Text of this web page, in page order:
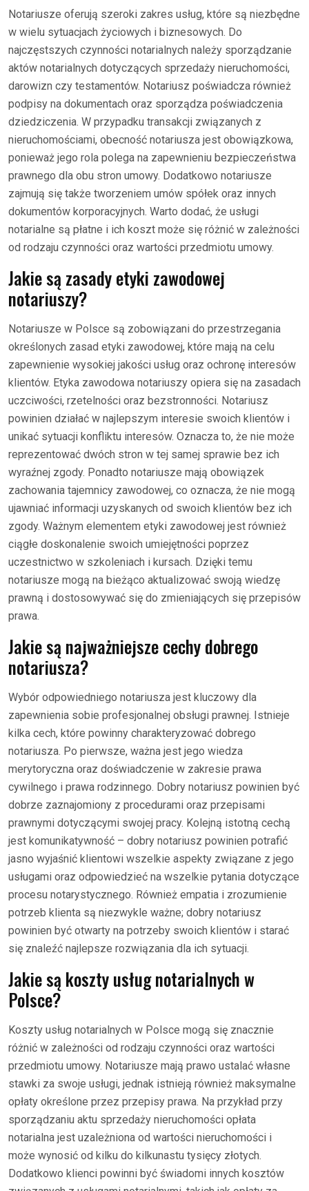
Notariusze oferują szeroki zakres usług, które są niezbędne
w wielu sytuacjach życiowych i biznesowych. Do
najczęstszych czynności notarialnych należy sporządzanie
aktów notarialnych dotyczących sprzedaży nieruchomości,
darowizn czy testamentów. Notariusz poświadcza również
podpisy na dokumentach oraz sporządza poświadczenia
dziedziczenia. W przypadku transakcji związanych z
nieruchomościami, obecność notariusza jest obowiązkowa,
ponieważ jego rola polega na zapewnieniu bezpieczeństwa
prawnego dla obu stron umowy. Dodatkowo notariusze
zajmują się także tworzeniem umów spółek oraz innych
dokumentów korporacyjnych. Warto dodać, że usługi
notarialne są płatne i ich koszt może się różnić w zależności
od rodzaju czynności oraz wartości przedmiotu umowy.
Jakie są zasady etyki zawodowej
notariuszy?
Notariusze w Polsce są zobowiązani do przestrzegania
określonych zasad etyki zawodowej, które mają na celu
zapewnienie wysokiej jakości usług oraz ochronę interesów
klientów. Etyka zawodowa notariuszy opiera się na zasadach
uczciwości, rzetelności oraz bezstronności. Notariusz
powinien działać w najlepszym interesie swoich klientów i
unikać sytuacji konfliktu interesów. Oznacza to, że nie może
reprezentować dwóch stron w tej samej sprawie bez ich
wyraźnej zgody. Ponadto notariusze mają obowiązek
zachowania tajemnicy zawodowej, co oznacza, że nie mogą
ujawniać informacji uzyskanych od swoich klientów bez ich
zgody. Ważnym elementem etyki zawodowej jest również
ciągłe doskonalenie swoich umiejętności poprzez
uczestnictwo w szkoleniach i kursach. Dzięki temu
notariusze mogą na bieżąco aktualizować swoją wiedzę
prawną i dostosowywać się do zmieniających się przepisów
prawa.
Jakie są najważniejsze cechy dobrego
notariusza?
Wybór odpowiedniego notariusza jest kluczowy dla
zapewnienia sobie profesjonalnej obsługi prawnej. Istnieje
kilka cech, które powinny charakteryzować dobrego
notariusza. Po pierwsze, ważna jest jego wiedza
merytoryczna oraz doświadczenie w zakresie prawa
cywilnego i prawa rodzinnego. Dobry notariusz powinien być
dobrze zaznajomiony z procedurami oraz przepisami
prawnymi dotyczącymi swojej pracy. Kolejną istotną cechą
jest komunikatywność – dobry notariusz powinien potrafić
jasno wyjaśnić klientowi wszelkie aspekty związane z jego
usługami oraz odpowiedzieć na wszelkie pytania dotyczące
procesu notarystycznego. Również empatia i zrozumienie
potrzeb klienta są niezwykle ważne; dobry notariusz
powinien być otwarty na potrzeby swoich klientów i starać
się znaleźć najlepsze rozwiązania dla ich sytuacji.
Jakie są koszty usług notarialnych w
Polsce?
Koszty usług notarialnych w Polsce mogą się znacznie
różnić w zależności od rodzaju czynności oraz wartości
przedmiotu umowy. Notariusze mają prawo ustalać własne
stawki za swoje usługi, jednak istnieją również maksymalne
opłaty określone przez przepisy prawa. Na przykład przy
sporządzaniu aktu sprzedaży nieruchomości opłata
notarialna jest uzależniona od wartości nieruchomości i
może wynosić od kilku do kilkunastu tysięcy złotych.
Dodatkowo klienci powinni być świadomi innych kosztów